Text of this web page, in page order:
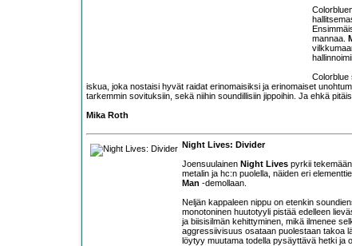
mannaa.
Colorblue
iskua, joka nostaisi hyvät raidat erinomaisiksi ja erinomaiset
tarkemmin sovituksiin, sekä niihin soundillisiin jippoihin. Ja ehkä
Mika Roth
Night Lives: Divider
Joensuulainen Night Lives pyrkii
metalin ja hc:n puolella, näiden eri
Man -demollaan.
Neljän kappaleen nippu on etenkin
monotoninen huutotyyli pistää edelleen
ja biisisilmän kehittyminen, mikä ilmenee
aggressiivisuus osataan puolestaan takoa
löytyy muutama todella pysäyttävä hetki ja